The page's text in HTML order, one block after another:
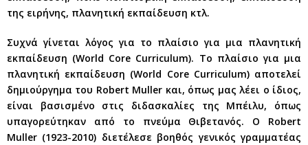
της ειρήνης, πλανητική εκπαίδευση κτλ.
Συχνά γίνεται λόγος για το πλαίσιο για μια πλανητική
εκπαίδευση (World Core Curriculum). Το πλαίσιο για μια
πλανητική εκπαίδευση (World Core Curriculum) αποτελεί
δημιούργημα του Robert Muller και, όπως μας λέει ο ίδιος,
είναι βασισμένο στις διδασκαλίες της Μπέιλυ, όπως
υπαγορεύτηκαν από το πνεύμα Θιβετανός. Ο Robert
Muller (1923-2010) διετέλεσε βοηθός γενικός γραμματέας